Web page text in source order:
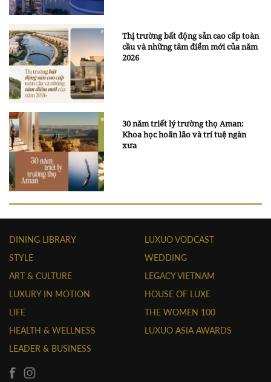
Thị trường bất động sản cao cấp toàn
cầu và những tâm điểm mới của năm
2026
30 năm triết lý trường thọ Aman:
Khoa học hoãn lão và trí tuệ ngàn
xưa
DINING LIBRARY
STYLE
ART & CULTURE
LUXURY IN MOTION
LIFE
HEALTH & WELLNESS
LEADER & BUSINESS
LUXUO VODCAST
WEDDING
LEGACY VIETNAM
HOUSE OF LUXE
THE WOMEN 100
LUXUO ASIA AWARDS